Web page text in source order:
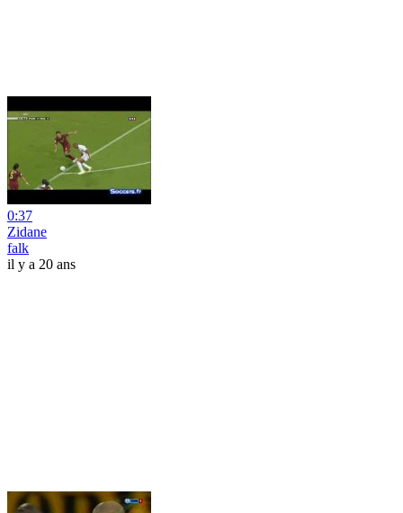
0:37
Zidane
falk
il y a 20 ans